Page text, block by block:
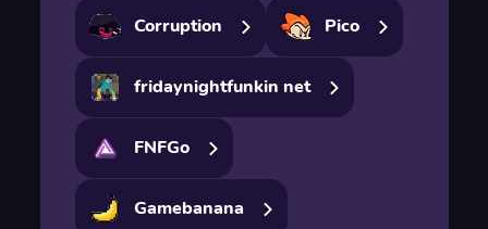
Corruption Pico
fridaynightfunkin net
FNFGo
Gamebanana